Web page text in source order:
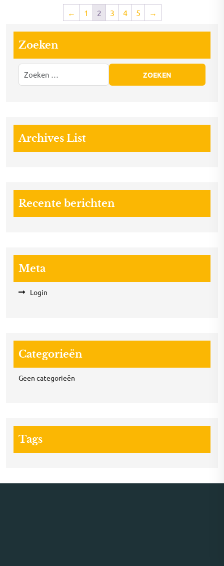
← 1 2 3 4 5 →
Zoeken
Archives List
Recente berichten
Meta
Login
Categorieën
Geen categorieën
Tags